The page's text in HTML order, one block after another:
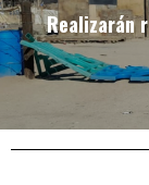
Realizarán